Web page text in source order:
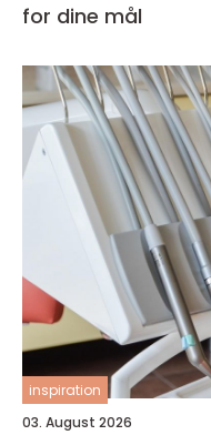
for dine mål
inspiration
03. August 2026